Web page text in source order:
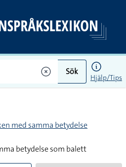
Sök
Hjälp/Tips
med samma betydelse
betydelse som balett